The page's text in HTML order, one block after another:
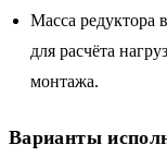
Масса редуктора
для расчёта
монтажа.
Варианты